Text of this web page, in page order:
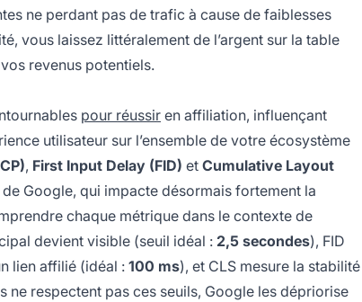
ne perdant pas de trafic à cause de faiblesses
vous laissez littéralement de l’argent sur la table
revenus potentiels.
pour réussir en affiliation, influençant
utilisateur sur l’ensemble de votre écosystème
, First Input Delay (FID) et Cumulative Layout
Google, qui impacte désormais fortement la
chaque métrique dans le contexte de
devient visible (seuil idéal : 2,5 secondes), FID
lien affilié (idéal : 100 ms), et CLS mesure la stabilité
ne respectent pas ces seuils, Google les dépriorise